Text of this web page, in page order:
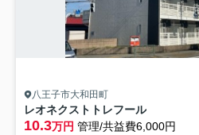
八王子市大和田町
レオネクストトレフール
10.3万円 管理/共益費6,000円